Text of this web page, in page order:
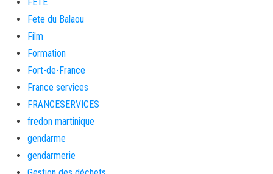
Fete du Balaou
Film
Formation
Fort-de-France
France services
FRANCESERVICES
fredon martinique
gendarme
gendarmerie